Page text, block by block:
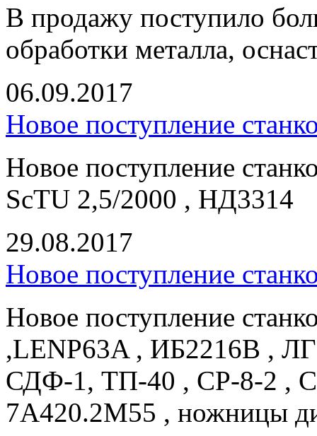
В продажу поступило
обработки металла,
06.09.2017
Новое поступление
Новое поступление
ScTU 2,5/2000 , НД3314
29.08.2017
Новое поступление
Новое поступление
,LENP63A , ИБ2216В ,
СДФ-1, ТП-40 , СР-8-2 ,
7А420.2М55 , ножницы